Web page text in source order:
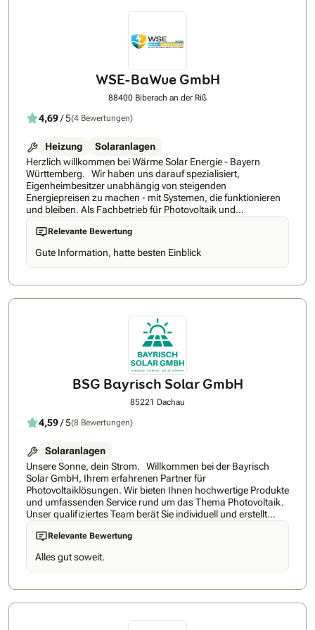
WSE-BaWue GmbH
88400 Biberach an der Riß
4,69/ 5(4 Bewertungen)
Heizung
Solaranlagen
Herzlich willkommen bei Wärme Solar Energie - Bayern
Württemberg. Wir haben uns darauf spezialisiert,
Eigenheimbesitzer unabhängig von steigenden
Energiepreisen zu machen - mit Systemen, die funktionieren
und bleiben. Als Fachbetrieb für Photovoltaik und
Wärmepumpen liegt unser Fokus nicht auf dem schnellen
Verkauf, sondern auf einer nachhaltigen, handwerklich
perfekten Umsetzung. Was uns auszeichnet? Wir wissen,
dass eine energetische Sanierung Vertrauenssache ist.
Deshalb setzen wir konsequent auf Langlebigkeit und
Unterschrift: Von der ehrlichen Bedarfsanalyse über die
saubere Installation bis hin zur Anmeldung beim
Netzbetreiber begleiten wir Sie persönlich. Wir möchten, dass
Sie Ihre Energiewende genießen können - stressfrei und mit
dem guten Gewissen, in echte Qualität investiert zu haben.
Relevante Bewertung
Gute Information, hatte besten Einblick
BSG Bayrisch Solar GmbH
85221 Dachau
4,59/ 5(8 Bewertungen)
Solaranlagen
Unsere Sonne, dein Strom. Willkommen bei der Bayrisch
Solar GmbH, Ihrem erfahrenen Partner für
Photovoltaiklösungen. Wir bieten Ihnen hochwertige Produkte
und umfassenden Service rund um das Thema Photovoltaik.
Unser qualifiziertes Team berät Sie individuell und erstellt
maßgeschneiderte Lösungen für Ihre Bedürfnisse. Profitieren
Sie von unserer jahrelangen Erfahrung und unserem Know-
how im Bereich der erneuerbaren Energien. Mit uns können
Sie Ihre Energiekosten senken und gleichzeitig einen Beitrag
zum Schutz der Umwelt leisten. Kontaktieren Sie uns jetzt für
Relevante Bewertung
Alles gut soweit.